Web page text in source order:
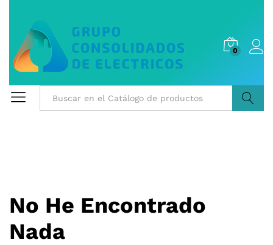
0
No He Encontrado
Nada